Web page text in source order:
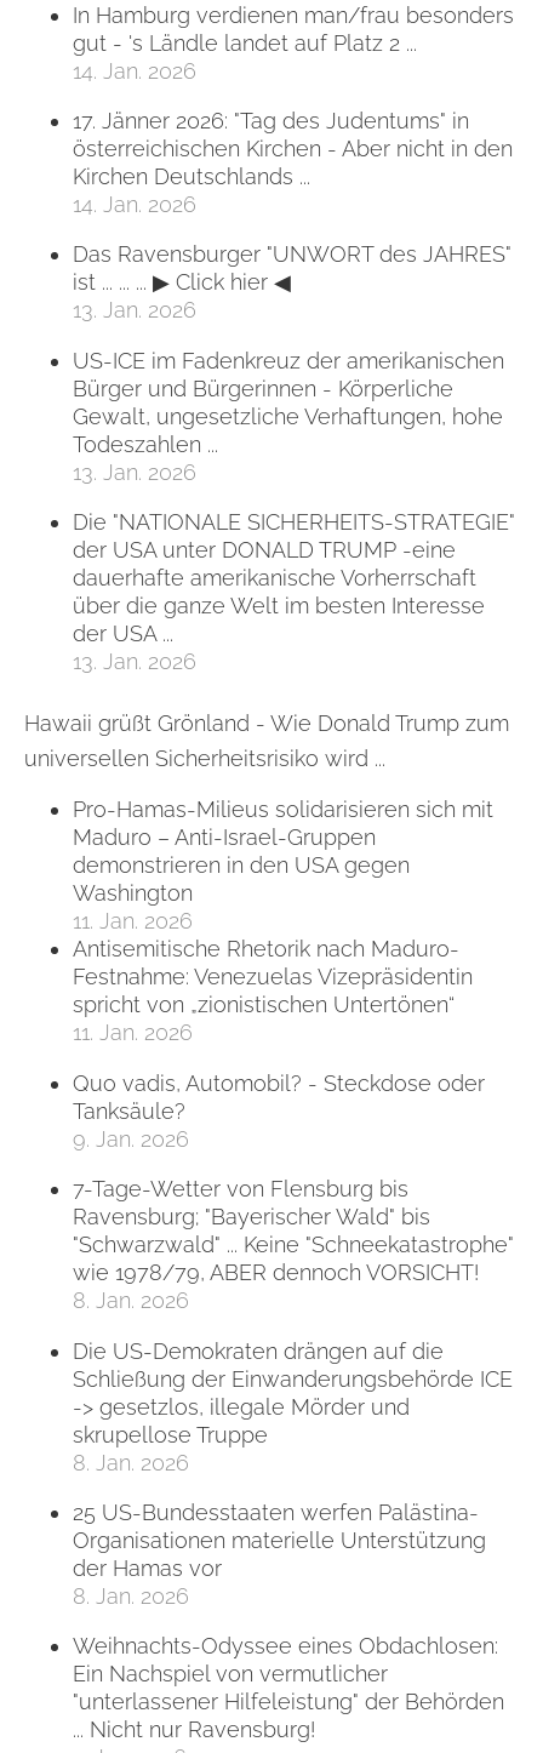
In Hamburg verdienen man/frau besonders
gut - 's Ländle landet auf Platz 2 ...
14. Jan. 2026
17. Jänner 2026: "Tag des Judentums" in
österreichischen Kirchen - Aber nicht in den
Kirchen Deutschlands ...
14. Jan. 2026
Das Ravensburger "UNWORT des JAHRES"
ist ... ... ... ▶ Click hier ◀
13. Jan. 2026
US-ICE im Fadenkreuz der amerikanischen
Bürger und Bürgerinnen - Körperliche
Gewalt, ungesetzliche Verhaftungen, hohe
Todeszahlen ...
13. Jan. 2026
Die "NATIONALE SICHERHEITS-STRATEGIE"
der USA unter DONALD TRUMP -eine
dauerhafte amerikanische Vorherrschaft
über die ganze Welt im besten Interesse
der USA ...
13. Jan. 2026
Hawaii grüßt Grönland - Wie Donald Trump zum
universellen Sicherheitsrisiko wird ...
Pro-Hamas-Milieus solidarisieren sich mit
Maduro – Anti-Israel-Gruppen
demonstrieren in den USA gegen
Washington
11. Jan. 2026
Antisemitische Rhetorik nach Maduro-
Festnahme: Venezuelas Vizepräsidentin
spricht von „zionistischen Untertönen“
11. Jan. 2026
Quo vadis, Automobil? - Steckdose oder
Tanksäule?
9. Jan. 2026
7-Tage-Wetter von Flensburg bis
Ravensburg; "Bayerischer Wald" bis
"Schwarzwald" ... Keine "Schneekatastrophe"
wie 1978/79, ABER dennoch VORSICHT!
8. Jan. 2026
Die US-Demokraten drängen auf die
Schließung der Einwanderungsbehörde ICE
-> gesetzlos, illegale Mörder und
skrupellose Truppe
8. Jan. 2026
25 US-Bundesstaaten werfen Palästina-
Organisationen materielle Unterstützung
der Hamas vor
8. Jan. 2026
Weihnachts-Odyssee eines Obdachlosen:
Ein Nachspiel von vermutlicher
"unterlassener Hilfeleistung" der Behörden
... Nicht nur Ravensburg!